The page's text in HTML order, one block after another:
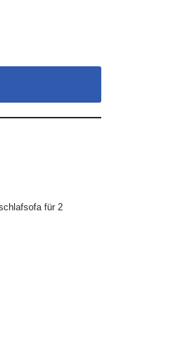
für 2